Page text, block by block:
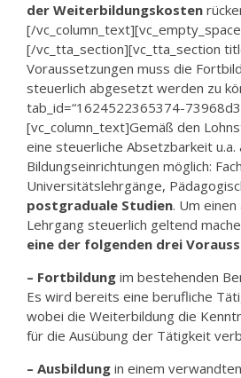
der Weiterbildungskosten
[/
[/vc_tta_section][vc_tta_section
Voraussetzungen muss die
steuerlich abgesetzt werden zu
tab_id=“1624522365374-
[vc_column_text]Gemäß den
eine steuerliche Absetzbarkeit u.a.
Bildungseinrichtungen möglich:
Universitätslehrgänge,
postgraduale Studien. Um einen
Lehrgang steuerlich geltend
eine der folgenden drei
– Fortbildung im bestehenden
Es wird bereits eine berufliche
wobei die Weiterbildung die
für die Ausübung der Tätigkeit
– Ausbildung in einem